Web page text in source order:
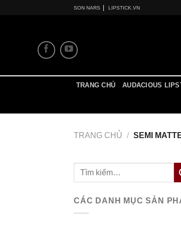
SON NARS | LIPSTICK.VN
TRANG CHỦ AUDACIOUS
TRANG CHỦ / SEMI
Tìm
CÁC DANH MỤC SẢN